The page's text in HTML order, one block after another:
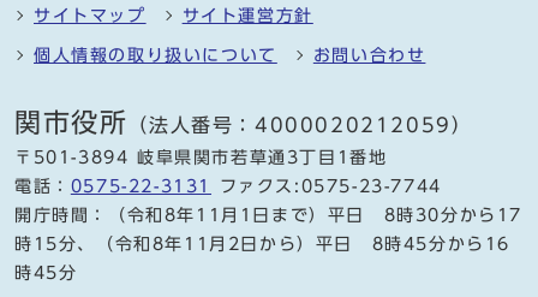
サイトマップ サイト運営方針
個人情報の取り扱いについて お問い合わせ
関市役所 （法人番号：4000020212059）
〒501-3894 岐阜県関市若草通3丁目1番地
電話： 0575-22-3131
ファクス:0575-23-7744
開庁時間：（令和8年11月1日まで）平日 8時30分から17
時15分、（令和8年11月2日から）平日 8時45分から16
時45分